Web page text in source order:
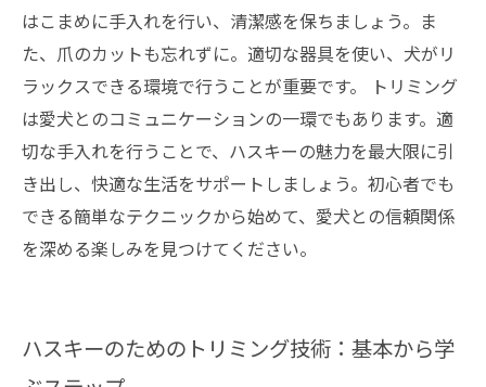
はこまめに手入れを行い、清潔感を保ちましょう。ま
た、爪のカットも忘れずに。適切な器具を使い、犬がリ
ラックスできる環境で行うことが重要です。 トリミング
は愛犬とのコミュニケーションの一環でもあります。適
切な手入れを行うことで、ハスキーの魅力を最大限に引
き出し、快適な生活をサポートしましょう。初心者でも
できる簡単なテクニックから始めて、愛犬との信頼関係
を深める楽しみを見つけてください。
ハスキーのためのトリミング技術：基本から学